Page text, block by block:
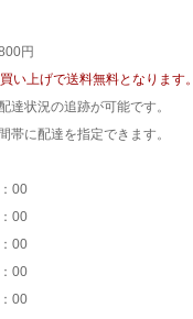
円
い上げで送料無料となります。
達状況の追跡が可能です。
帯に配達を指定できます。
00
00
00
00
00